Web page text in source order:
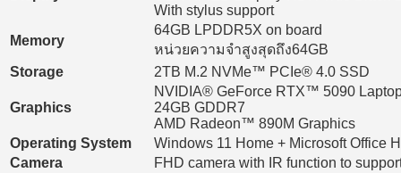
With stylus support
Memory
64GB LPDDR5X on board
หน่วยความจำสูงสุดถึง64GB
Storage
2TB M.2 NVMe™ PCIe® 4.0 SSD
Graphics
NVIDIA® GeForce RTX™ 5090
24GB GDDR7
AMD Radeon™ 890M Graphics
Operating System
Windows 11 Home + Microsoft Office
Camera
FHD camera with IR function to